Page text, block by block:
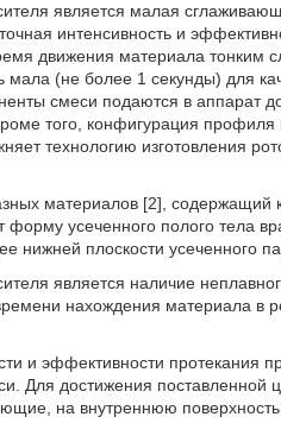
является малая
интенсивность и
движения материала тонким
мала (не более 1 секунды) для
смеси подаются в аппарат
того, конфигурация профиля
технологию изготовления
материалов [2], содержащий
форму усеченного полого тела
нижней плоскости усеченного
является наличие
нахождения материала в
и эффективности протекания
Для достижения поставленной
на внутреннюю